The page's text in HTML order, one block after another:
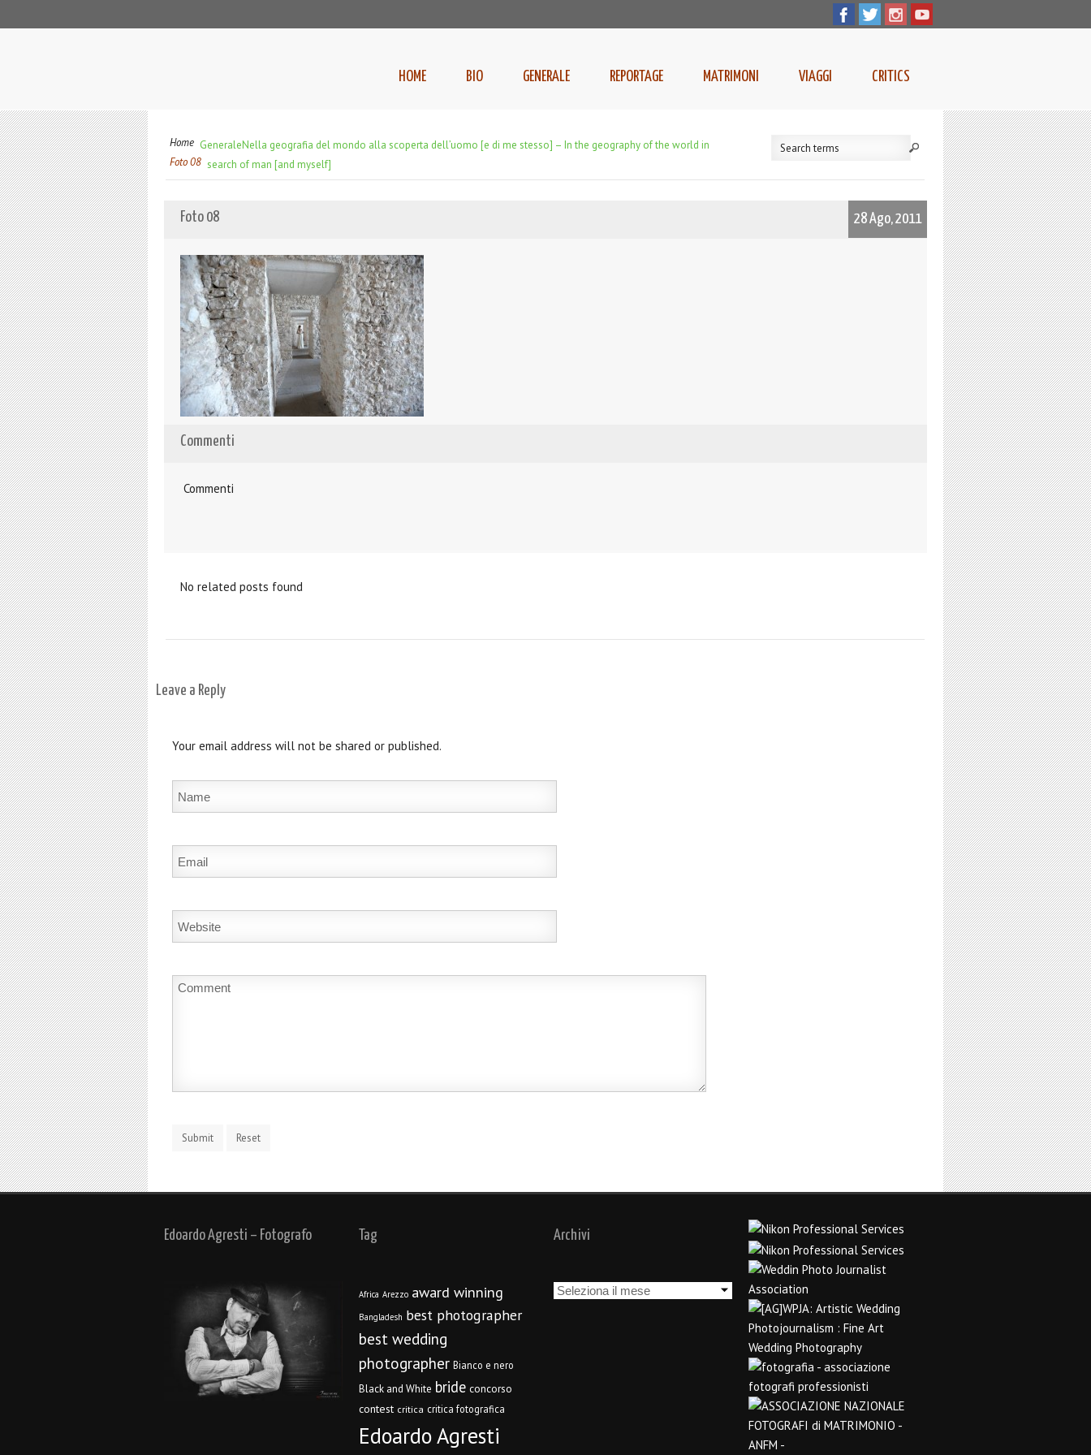
HOME BIO GENERALE REPORTAGE MATRIMONI VIAGGI CRITICS
Home GeneraleNella geografia del mondo alla scoperta dell’uomo [e di me stesso] – In the geography of the world in
search of man [and myself]
Foto 08
Foto 08 28 Ago, 2011
Commenti
Commenti
No related posts found
Leave a Reply
Your email address will not be shared or published.
Edoardo Agresti – Fotografo Tag
Africa Arezzo award winning
Bangladesh best photographer
best wedding
photographer Bianco e nero
Black and White bride concorso
contest critica critica fotografica
Edoardo Agresti
Archivi
Archivi